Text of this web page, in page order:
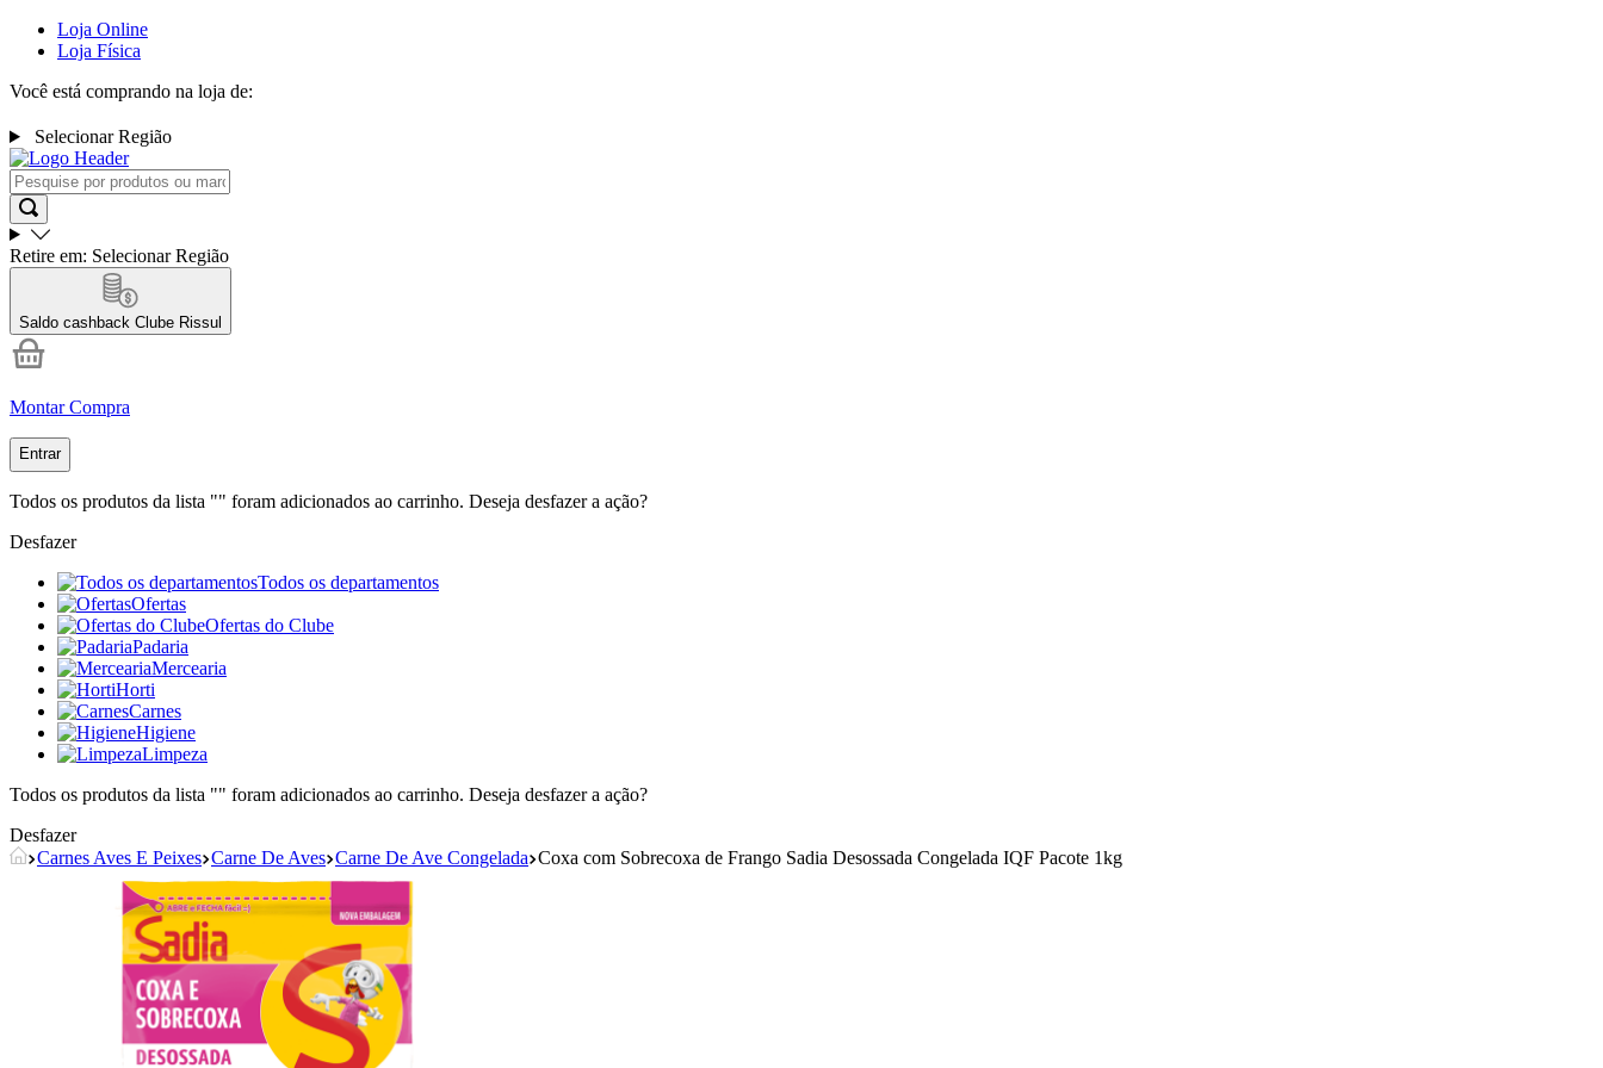
Loja Online
Loja Física
Você está comprando na loja de:
Selecionar Região
Retire em: Selecionar Região
Saldo cashback Clube Rissul
Montar Compra
Entrar
Todos os produtos da lista "" foram adicionados ao carrinho. Deseja desfazer a ação?
Desfazer
Todos os departamentos
Ofertas
Ofertas do Clube
Padaria
Mercearia
Horti
Carnes
Higiene
Limpeza
Todos os produtos da lista "" foram adicionados ao carrinho. Deseja desfazer a ação?
Desfazer
Carnes Aves E Peixes Carne De Aves Carne De Ave Congelada Coxa com Sobrecoxa de Frango Sadia Desossada Congelada IQF Pacote 1kg